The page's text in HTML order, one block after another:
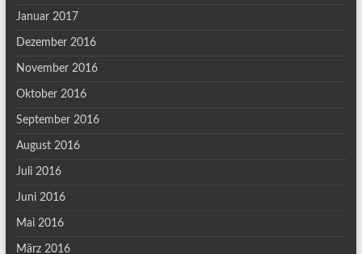
Januar 2017
Dezember 2016
November 2016
Oktober 2016
September 2016
August 2016
Juli 2016
Juni 2016
Mai 2016
März 2016